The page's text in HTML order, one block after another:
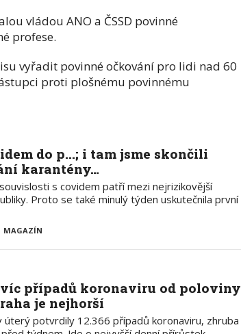
vládou ANO a ČSSD povinné
profese.
vyřadit povinné očkování pro lidi nad 60
proti plošnému povinnému
do p...; i tam jsme skončili
karantény…
s covidem patří mezi nejrizikovější
Proto se také minulý týden uskutečnila první
MAGAZÍN
případů koronaviru od poloviny
je nejhorší
úterý potvrdily 12.366 případů koronaviru, zhruba